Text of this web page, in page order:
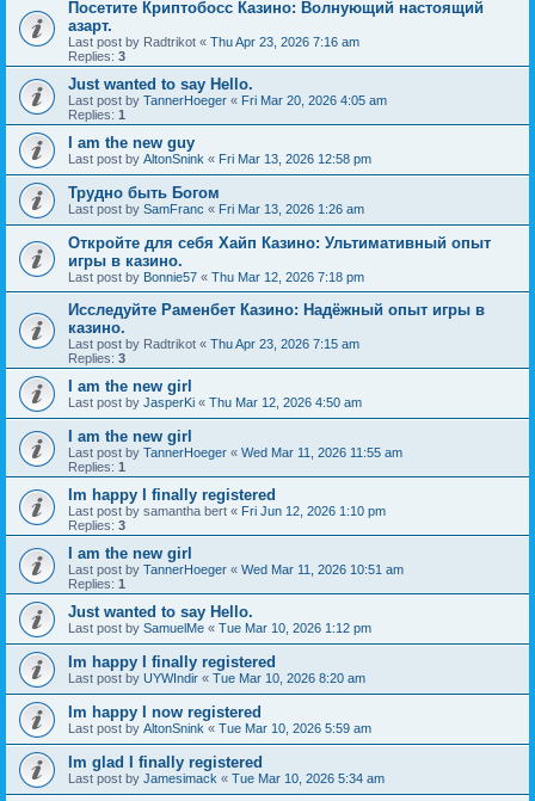
Посетите Криптобосс Казино: Волнующий настоящий
азарт.
Last post by Radtrikot « Thu Apr 23, 2026 7:16 am
Replies: 3
Just wanted to say Hello.
Last post by TannerHoeger « Fri Mar 20, 2026 4:05 am
Replies: 1
I am the new guy
Last post by AltonSnink « Fri Mar 13, 2026 12:58 pm
Трудно быть Богом
Last post by SamFranc « Fri Mar 13, 2026 1:26 am
Откройте для себя Хайп Казино: Ультимативный опыт
игры в казино.
Last post by Bonnie57 « Thu Mar 12, 2026 7:18 pm
Исследуйте Раменбет Казино: Надёжный опыт игры в
казино.
Last post by Radtrikot « Thu Apr 23, 2026 7:15 am
Replies: 3
I am the new girl
Last post by JasperKi « Thu Mar 12, 2026 4:50 am
I am the new girl
Last post by TannerHoeger « Wed Mar 11, 2026 11:55 am
Replies: 1
Im happy I finally registered
Last post by samantha bert « Fri Jun 12, 2026 1:10 pm
Replies: 3
I am the new girl
Last post by TannerHoeger « Wed Mar 11, 2026 10:51 am
Replies: 1
Just wanted to say Hello.
Last post by SamuelMe « Tue Mar 10, 2026 1:12 pm
Im happy I finally registered
Last post by UYWIndir « Tue Mar 10, 2026 8:20 am
Im happy I now registered
Last post by AltonSnink « Tue Mar 10, 2026 5:59 am
Im glad I finally registered
Last post by Jamesimack « Tue Mar 10, 2026 5:34 am